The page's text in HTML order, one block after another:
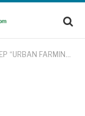
DI SMP NEGERI 7 JEMBER